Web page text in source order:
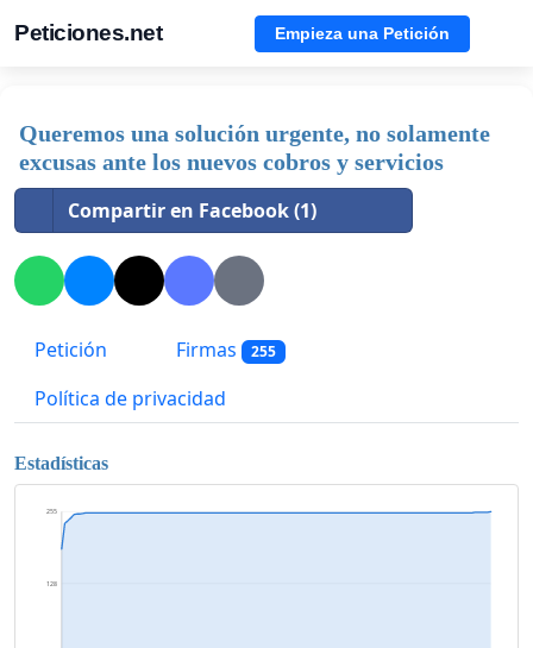
Peticiones.net Empieza una Petición
Queremos una solución urgente, no solamente
excusas ante los nuevos cobros y servicios
Compartir en Facebook (1)
Petición Firmas 255
Política de privacidad
Estadísticas
128
255